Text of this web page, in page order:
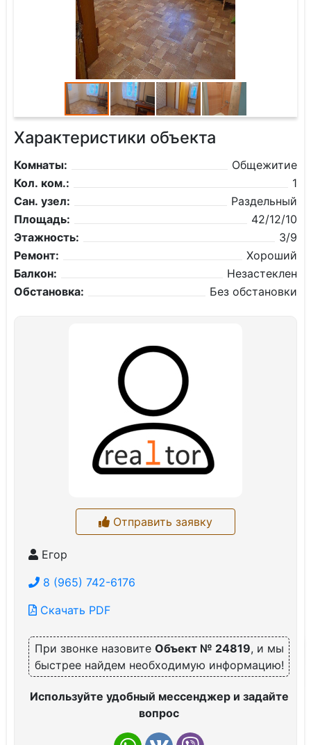
Характеристики объекта
Комнаты:
Общежитие
Кол. ком.:
1
Сан. узел:
Раздельный
Площадь:
42/12/10
Этажность:
3/9
Ремонт:
Хороший
Балкон:
Незастеклен
Обстановка:
Без обстановки
Отправить заявку
Егор
8 (965) 742-6176
Скачать PDF
При звонке назовите Объект № 24819, и мы
быстрее найдем необходимую информацию!
Используйте удобный мессенджер и задайте
вопрос